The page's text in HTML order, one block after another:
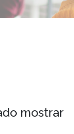
mostrar